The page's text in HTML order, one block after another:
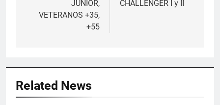
JUNIOR,
VETERANOS +35,
+55
CHALLENGER I y II
Related News